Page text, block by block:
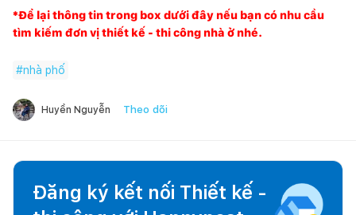
*Để lại thông tin trong box dưới đây nếu bạn có nhu cầu
tìm kiếm đơn vị thiết kế - thi công nhà ở nhé.
#nhà phố
Huyền Nguyễn Theo dõi
Đăng ký kết nối Thiết kế -